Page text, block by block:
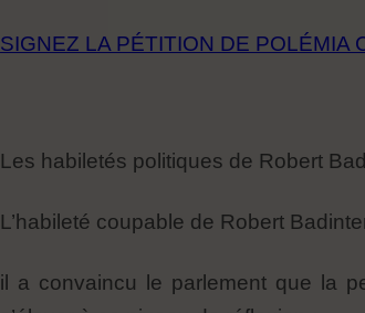
SIGNEZ LA PÉTITION DE POLÉMIA
Les habiletés politiques de Robert
L’habileté coupable de Robert
il a convaincu le parlement que la